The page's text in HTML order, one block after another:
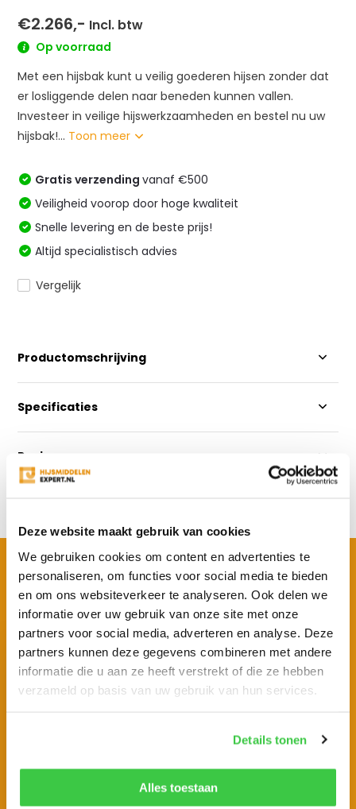
Deze website maakt gebruik van cookies
We gebruiken cookies om content en advertenties te
personaliseren, om functies voor social media te bieden
en om ons websiteverkeer te analyseren. Ook delen we
informatie over uw gebruik van onze site met onze
partners voor social media, adverteren en analyse. Deze
partners kunnen deze gegevens combineren met andere
informatie die u aan ze heeft verstrekt of die ze hebben
verzameld op basis van uw gebruik van hun services.
Details tonen
Alles toestaan
€2.266,- Incl. btw
Op voorraad
Met een hijsbak kunt u veilig goederen hijsen zonder dat
er losliggende delen naar beneden kunnen vallen.
Investeer in veilige hijswerkzaamheden en bestel nu uw
hijsbak!... Toon meer
Gratis verzendingvanaf €500
Veiligheid voorop door hoge kwaliteit
Snelle levering en de beste prijs!
Altijd specialistisch advies
Vergelijk
Productomschrijving
Specificaties
Reviews
BEKIJK OOK EENS
Vergelijkbare producten